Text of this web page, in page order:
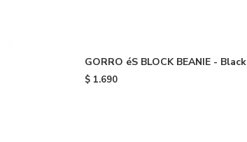
GORRO éS BLOCK BEANIE - Black
$ 1.690